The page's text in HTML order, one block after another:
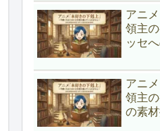
アニ
領主
ッセ
アニ
領主
の素